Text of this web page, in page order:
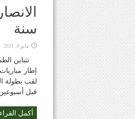
سنة
مايو 8, 2021
تتباين
إطار
لقب بطولة
قبل
أكمل